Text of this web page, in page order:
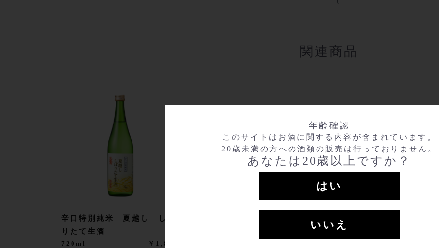
年齢確認
このサイトはお酒に関する内容が含まれています。
20歳未満の方への酒類の販売は行っておりません。
あなたは20歳以上ですか？
はい
いいえ
関連商品
辛口特別純米 夏越し しぼ
りたて生酒
720ml ￥1,815